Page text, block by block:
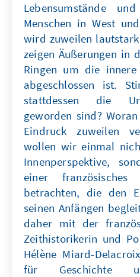
Lebensumstände
Menschen in West
wird zuweilen
zeigen Äußerungen in
Ringen um die
abgeschlossen ist.
stattdessen die
geworden sind?
Eindruck zuweilen
wollen wir einmal
Innenperspektive,
einer französisches
betrachten, die den
seinen Anfängen
daher mit der
Zeithistorikerin und
Hélène Miard-
für Geschichte